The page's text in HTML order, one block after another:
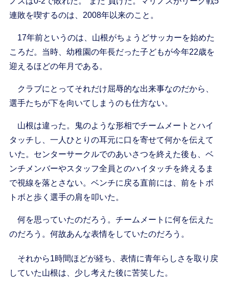
連敗を喫するのは、2008年以来のこと。
17年前というのは、山根がちょうどサッカーを始めた
ころだ。当時、幼稚園の年長だった子どもが今年22歳を
迎えるほどの年月である。
クラブにとってそれだけ屈辱的な出来事なのだから、
選手たちが下を向いてしまうのも仕方ない。
山根は違った。鬼のような形相でチームメートとハイ
タッチし、一人ひとりの耳元に口を寄せて何かを伝えて
いた。センターサークルでのあいさつを終えた後も、ベ
ンチメンバーやスタッフ全員とのハイタッチを終えるま
で視線を落とさない。ベンチに戻る直前には、前をトボ
トボと歩く選手の肩を叩いた。
何を思っていたのだろう。チームメートに何を伝えた
のだろう。何故あんな表情をしていたのだろう。
それから1時間ほどが経ち、表情に青年らしさを取り戻
していた山根は、少し考えた後に苦笑した。